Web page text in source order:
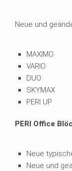
Neue und
MAXIMO
VARIO
DUO
SKYMAX
PERI UP
PERI Office
Neue
Neue und